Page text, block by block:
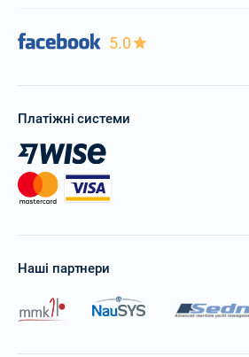
5.0
Платіжні системи
Наші партнери